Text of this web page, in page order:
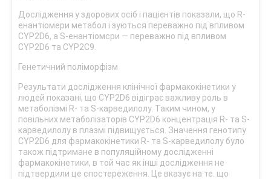
Дослідження у здорових осіб і пацієнтів показали, що R-
енантіомери метабол і зуються переважно під впливом
CYP2D6, а S-енантіомсри — переважно під впливом
CYP2D6 та CYP2C9.
Генетичний поліморфізм
Результати дослідження клінічної фармакокінетики у
людей показані, що CYP2D6 відіграє важливу роль в
метаболізмі R- та S-карведилолу. Таким чином, у
повільних метаболізаторів CYP2D6 концентрація R- та S-
карведилолу в плазмі підвищується. Значення генотипу
CYP2D6 для фармакокінетики R- та S-карведилолу було
також підтримане в популяційному дослідженні
фармакокінетики, в той час як інші дослідження не
підтвердили це спостереження. Це вказує на те. що